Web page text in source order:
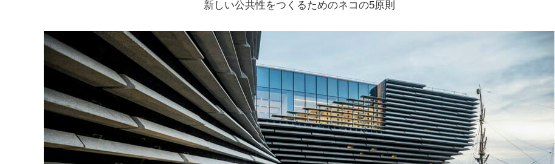
新しい公共性をつくるためのネコの5原則